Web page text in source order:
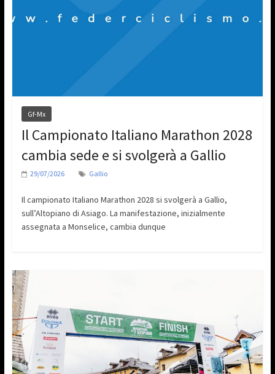
Gf-Mx
Il Campionato Italiano Marathon 2028
cambia sede e si svolgerà a Gallio
29/07/2026 Gallio
Il campionato Italiano Marathon 2028 si svolgerà a Gallio,
sull’Altopiano di Asiago. La manifestazione, inizialmente
assegnata a Monselice, cambia dunque